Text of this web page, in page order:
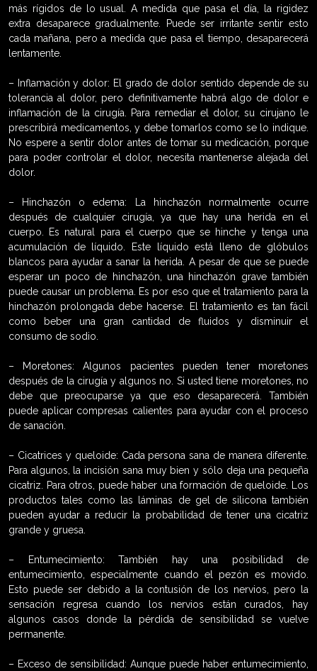
más rígidos de lo usual. A medida que pasa el día, la rigidez
extra desaparece gradualmente. Puede ser irritante sentir esto
cada mañana, pero a medida que pasa el tiempo, desaparecerá
lentamente.
– Inflamación y dolor: El grado de dolor sentido depende de su
tolerancia al dolor, pero definitivamente habrá algo de dolor e
inflamación de la cirugía. Para remediar el dolor, su cirujano le
prescribirá medicamentos, y debe tomarlos como se lo indique.
No espere a sentir dolor antes de tomar su medicación, porque
para poder controlar el dolor, necesita mantenerse alejada del
dolor.
– Hinchazón o edema: La hinchazón normalmente ocurre
después de cualquier cirugía, ya que hay una herida en el
cuerpo. Es natural para el cuerpo que se hinche y tenga una
acumulación de líquido. Este líquido está lleno de glóbulos
blancos para ayudar a sanar la herida. A pesar de que se puede
esperar un poco de hinchazón, una hinchazón grave también
puede causar un problema. Es por eso que el tratamiento para la
hinchazón prolongada debe hacerse. El tratamiento es tan fácil
como beber una gran cantidad de fluidos y disminuir el
consumo de sodio.
– Moretones: Algunos pacientes pueden tener moretones
después de la cirugía y algunos no. Si usted tiene moretones, no
debe que preocuparse ya que eso desaparecerá. También
puede aplicar compresas calientes para ayudar con el proceso
de sanación.
– Cicatrices y queloide: Cada persona sana de manera diferente.
Para algunos, la incisión sana muy bien y sólo deja una pequeña
cicatriz. Para otros, puede haber una formación de queloide. Los
productos tales como las láminas de gel de silicona también
pueden ayudar a reducir la probabilidad de tener una cicatriz
grande y gruesa.
– Entumecimiento: También hay una posibilidad de
entumecimiento, especialmente cuando el pezón es movido.
Esto puede ser debido a la contusión de los nervios, pero la
sensación regresa cuando los nervios están curados, hay
algunos casos donde la pérdida de sensibilidad se vuelve
permanente.
– Exceso de sensibilidad: Aunque puede haber entumecimiento,